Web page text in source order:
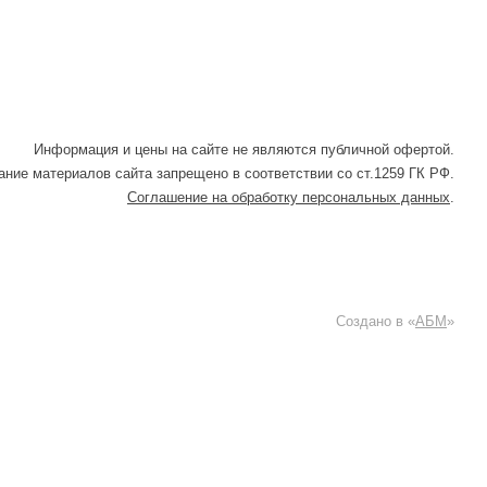
Информация и цены на сайте не являются публичной офертой.
материалов сайта запрещено в соответствии со ст.1259 ГК РФ.
Соглашение на обработку персональных данных.
Создано в «АБМ »